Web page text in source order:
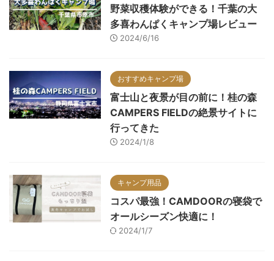
野菜収穫体験ができる！千葉の大
多喜わんぱくキャンプ場レビュー
2024/6/16
おすすめキャンプ場
富士山と夜景が目の前に！桂の森
CAMPERS FIELDの絶景サイトに
行ってきた
2024/1/8
キャンプ用品
コスパ最強！CAMDOORの寝袋で
オールシーズン快適に！
2024/1/7